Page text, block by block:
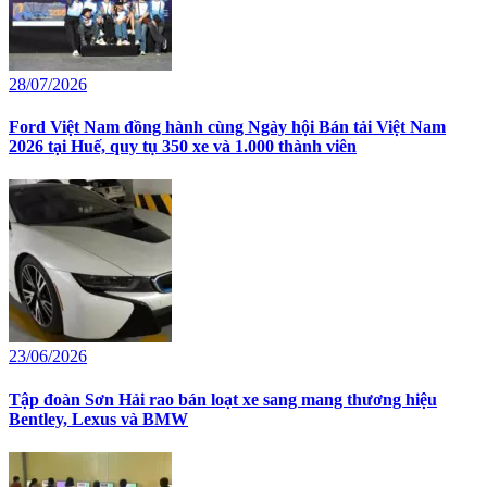
28/07/2026
Ford Việt Nam đồng hành cùng Ngày hội Bán tải Việt Nam
2026 tại Huế, quy tụ 350 xe và 1.000 thành viên
23/06/2026
Tập đoàn Sơn Hải rao bán loạt xe sang mang thương hiệu
Bentley, Lexus và BMW